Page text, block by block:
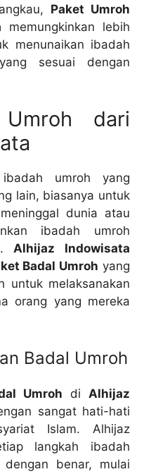
Paket Umroh
memungkinkan lebih
menunaikan ibadah
sesuai dengan
dari
umroh yang
lain, biasanya untuk
dunia atau
ibadah umroh
Alhijaz Indowisata
Badal Umroh yang
untuk melaksanakan
orang yang mereka
Badal Umroh
Umroh di Alhijaz
sangat hati-hati
Islam. Alhijaz
langkah ibadah
benar, mulai